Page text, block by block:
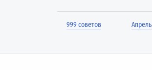
999 советов Апрель